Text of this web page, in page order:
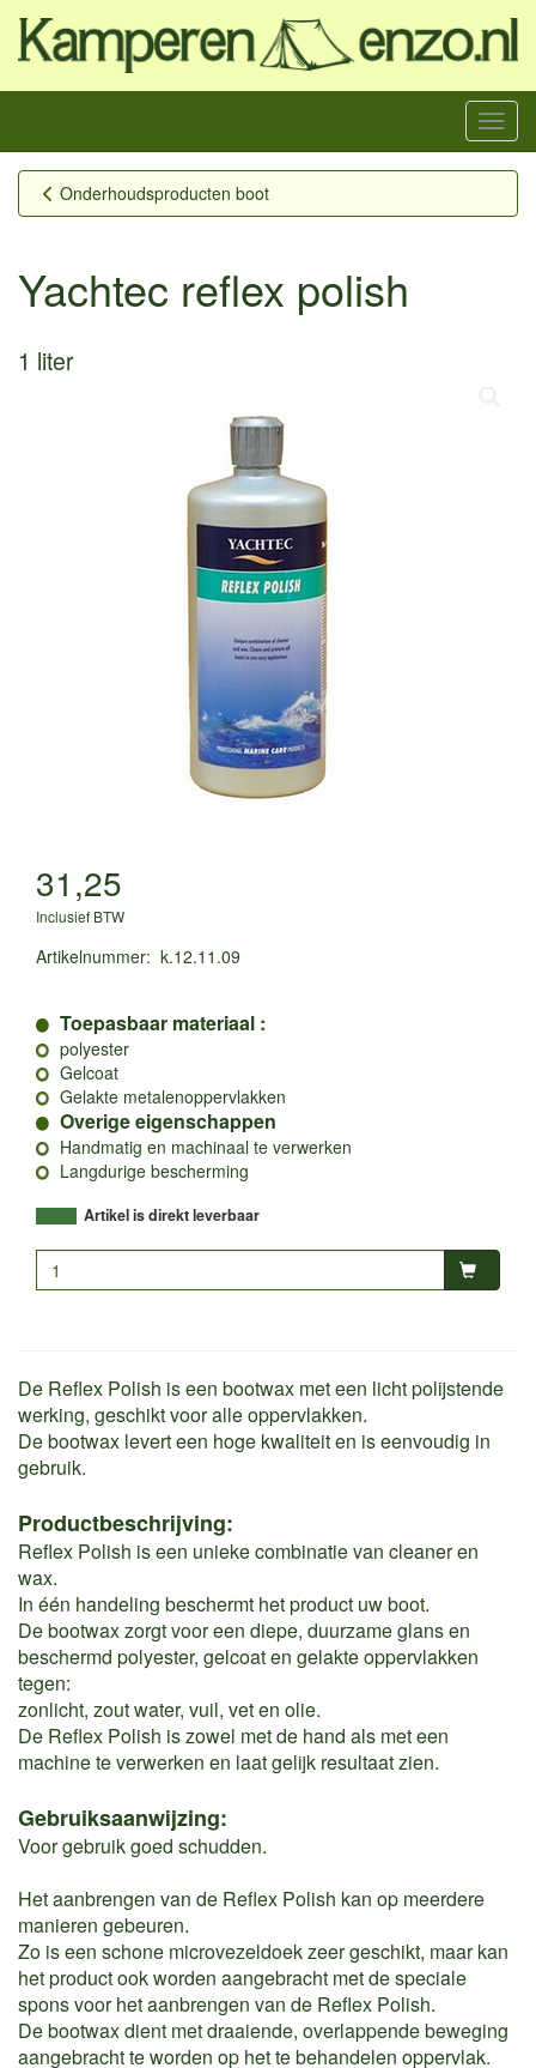
Menu
Onderhoudsproducten boot
Yachtec reflex polish
1 liter
31,25
Inclusief BTW
Artikelnummer: k.12.11.09
Toepasbaar materiaal :
polyester
Gelcoat
Gelakte metalenoppervlakken
Overige eigenschappen
Handmatig en machinaal te verwerken
Langdurige bescherming
Artikel is direkt leverbaar
De Reflex Polish is een bootwax met een licht polijstende
werking, geschikt voor alle oppervlakken.
De bootwax levert een hoge kwaliteit en is eenvoudig in
gebruik.
Productbeschrijving:
Reflex Polish is een unieke combinatie van cleaner en
wax.
In één handeling beschermt het product uw boot.
De bootwax zorgt voor een diepe, duurzame glans en
beschermd polyester, gelcoat en gelakte oppervlakken
tegen:
zonlicht, zout water, vuil, vet en olie.
De Reflex Polish is zowel met de hand als met een
machine te verwerken en laat gelijk resultaat zien.
Gebruiksaanwijzing:
Voor gebruik goed schudden.
Het aanbrengen van de Reflex Polish kan op meerdere
manieren gebeuren.
Zo is een schone microvezeldoek zeer geschikt, maar kan
het product ook worden aangebracht met de speciale
spons voor het aanbrengen van de Reflex Polish.
De bootwax dient met draaiende, overlappende beweging
aangebracht te worden op het te behandelen oppervlak.